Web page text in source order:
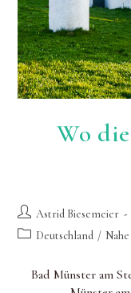
Wo
Beitrags-
Autor:
Astrid Biesemeier
Beitrags-Deutschland / Nahe
Bad Münster am